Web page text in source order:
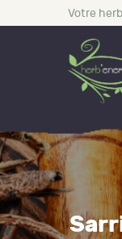
Votre
LES